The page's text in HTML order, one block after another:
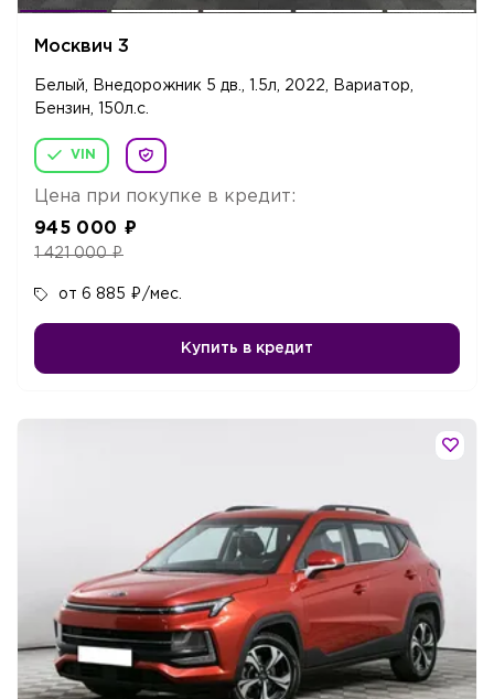
Москвич 3
Белый, Внедорожник 5 дв., 1.5л, 2022, Вариатор,
Бензин, 150л.c.
VIN
Цена при покупке в кредит:
945 000 ₽
1 421 000₽
от 6 885 ₽ /мес.
Купить в кредит